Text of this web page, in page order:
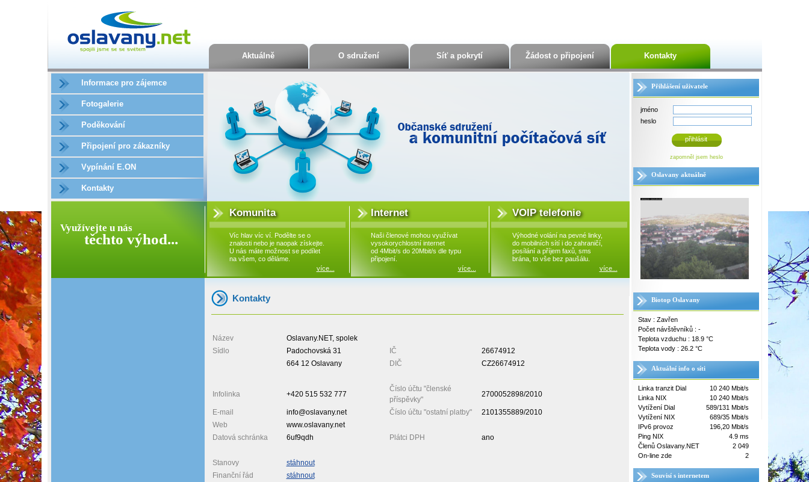
Aktuálně O sdružení Síť a pokrytí Žádost o připojení Kontakty
Informace pro zájemce
Fotogalerie
Poděkování
Připojení pro zákazníky
Vypínání E.ON
Kontakty
Využívejte u nás
těchto výhod...
Komunita
Víc hlav víc ví. Podělte se o
znalosti nebo je naopak získejte.
U nás máte možnost se podílet
na všem, co děláme.
více...
Internet
Naši členové mohou využívat
vysokorychlostní internet
od 4Mbit/s do 20Mbit/s dle typu
připojení.
více...
VOIP telefonie
Výhodné volání na pevné linky,
do mobilních sítí i do zahraničí,
posílání a příjem faxů, sms
brána, to vše bez paušálu.
více...
Kontakty
Název
Oslavany.NET, spolek
Sídlo
Padochovská 31 IČ
26674912
664 12 Oslavany
DIČ CZ26674912
Infolinka +420 515 532 777
Číslo účtu "členské
příspěvky"
2700052898/2010
E-mail info@oslavany.net Číslo účtu "ostatní platby"
2101355889/2010
Web
www.oslavany.net
Datová schránka
6uf9qdh Plátci DPH ano
Stanovy
stáhnout
Finanční řád
stáhnout
Přihlášení uživatele
jméno
heslo
přihlásit
zapomněl jsem heslo
Oslavany aktuálně
Biotop Oslavany
Stav : Zavřen
Počet návštěvníků : -
Teplota vzduchu : 18.9 °C
Teplota vody : 26.2 °C
Aktuální info o síti
Linka tranzit Dial
10 240 Mbit/s
Linka NIX
10 240 Mbit/s
Vytížení Dial
589/131 Mbit/s
Vytížení NIX
689/35 Mbit/s
IPv6 provoz
196,20 Mbit/s
Ping NIX
4.9 ms
Členů Oslavany.NET
2 049
On-line zde
2
Souvisí s internetem